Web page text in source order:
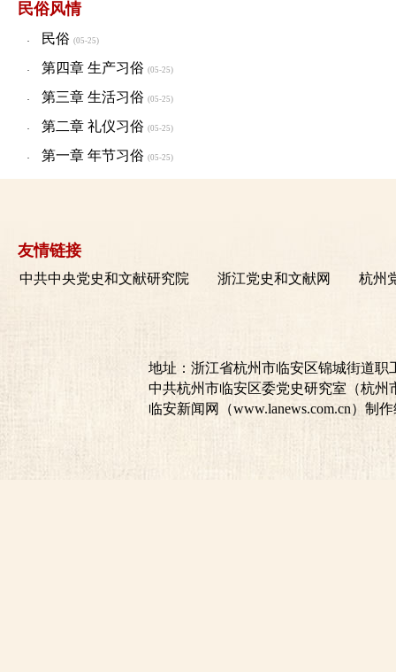
民俗风情
· 民俗 (05-25)
· 第四章 生产习俗 (05-25)
· 第三章 生活习俗 (05-25)
· 第二章 礼仪习俗 (05-25)
· 第一章 年节习俗 (05-25)
友情链接
中共中央党史和文献研究院 浙江党史和文献网 杭州
地址：浙江省杭州市临安区锦城街道职
中共杭州市临安区委党史研究室（杭
临安新闻网（www.lanews.com.cn）制